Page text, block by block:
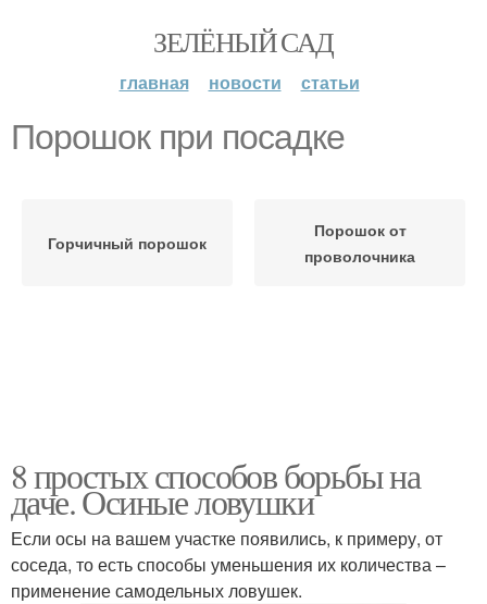
ЗЕЛЁНЫЙ САД
главная новости статьи
Порошок при посадке
Горчичный порошок
Порошок от
проволочника
8 простых способов борьбы на
даче. Осиные ловушки
Если осы на вашем участке появились, к примеру, от
соседа, то есть способы уменьшения их количества –
применение самодельных ловушек.